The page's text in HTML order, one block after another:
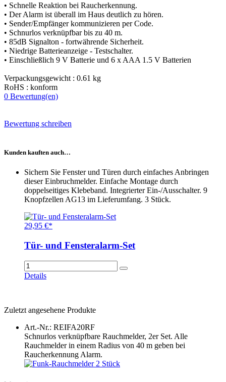
• Schnelle Reaktion bei Raucherkennung.
• Der Alarm ist überall im Haus deutlich zu hören.
• Sender/Empfänger kommunizieren per Code.
• Schnurlos verknüpfbar bis zu 40 m.
• 85dB Signalton - fortwährende Sicherheit.
• Niedrige Batterieanzeige - Testschalter.
• Einschließlich 9 V Batterie und 6 x AAA 1.5 V Batterien
Verpackungsgewicht : 0.61 kg
RoHS : konform
0 Bewertung(en)
Bewertung schreiben
Kunden kauften auch…
Sichern Sie Fenster und Türen durch einfaches Anbringen
dieser Einbruchmelder. Einfache Montage durch
doppelseitiges Klebeband. Integrierter Ein-/Ausschalter. 9
Knopfzellen AG13 im Lieferumfang. 3 Stück.
29,95 €*
Tür- und Fensteralarm-Set
Details
Zuletzt angesehene Produkte
Art.-Nr.: REIFA20RF
Schnurlos verknüpfbare Rauchmelder, 2er Set. Alle
Rauchmelder in einem Radius von 40 m geben bei
Raucherkennung Alarm.